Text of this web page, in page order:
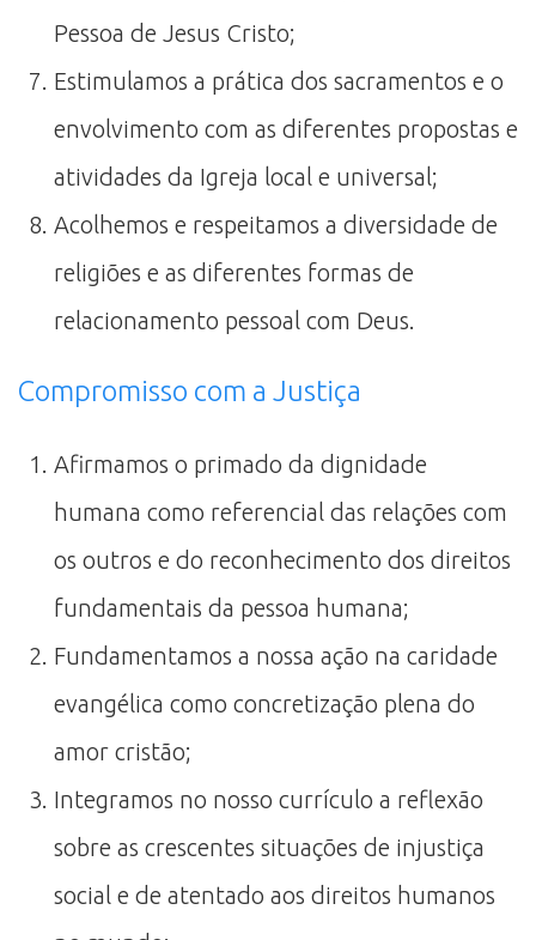
Pessoa de Jesus Cristo;
Estimulamos a prática dos sacramentos e o
envolvimento com as diferentes propostas e
atividades da Igreja local e universal;
Acolhemos e respeitamos a diversidade de
religiões e as diferentes formas de
relacionamento pessoal com Deus.
Compromisso com a Justiça
Afirmamos o primado da dignidade
humana como referencial das relações com
os outros e do reconhecimento dos direitos
fundamentais da pessoa humana;
Fundamentamos a nossa ação na caridade
evangélica como concretização plena do
amor cristão;
Integramos no nosso currículo a reflexão
sobre as crescentes situações de injustiça
social e de atentado aos direitos humanos